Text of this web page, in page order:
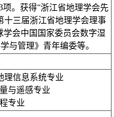
。获得“浙江省地理学会先
十三届浙江省地理学会理事
学会中国国家委员会数字湿
与管理》青年编委等。
信息系统专业
与遥感专业
专业